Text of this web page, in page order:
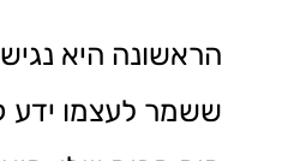
הראשונה היא
ששמר לעצמו ידע